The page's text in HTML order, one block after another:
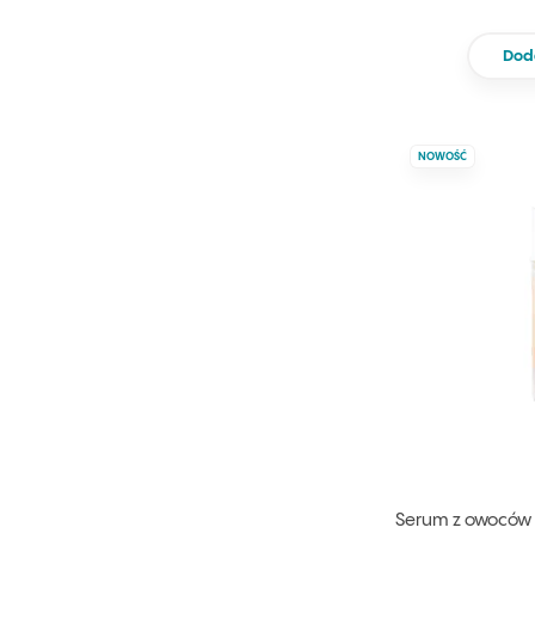
Serum z
NOWOŚĆ